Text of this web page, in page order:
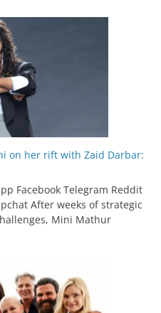
on her rift with Zaid Darbar:
Facebook Telegram Reddit
After weeks of strategic
Mini Mathur